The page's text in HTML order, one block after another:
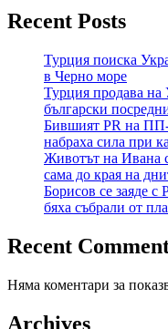
Recent Posts
Турция поиска
в Черно море
Турция продава на
български
Бившият PR на
набраха сила при
Животът на Ивана
сама до края на
Борисов се заяде с
бяха събрали от
Recent
Няма коментари за
Archives